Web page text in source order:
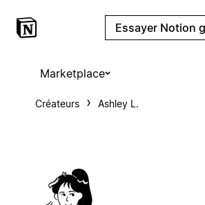
Essayer Notion
Marketplace
Créateurs Ashley L.